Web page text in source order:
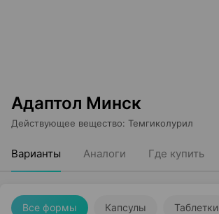
Адаптол Минск
Действующее вещество: Темгиколурил
Варианты Аналоги Где купить
Все формы Капсулы Таблетки